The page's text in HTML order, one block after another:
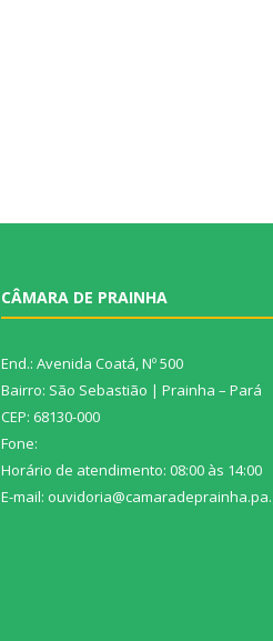
CÂMARA DE PRAINHA
End.: Avenida Coatá, Nº 500
Bairro: São Sebastião | Prainha – Pará
CEP: 68130-000
Fone:
Horário de atendimento: 08:00 às 14:00
E-mail: